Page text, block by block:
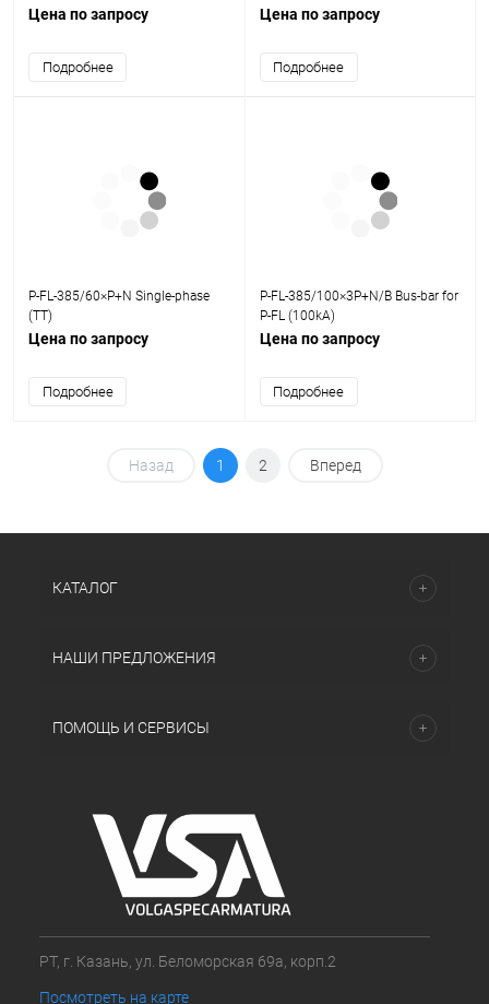
Цена по запросу
Подробнее
Цена по запросу
Подробнее
P-FL-385/60×P+N Single-phase
(TT)
Цена по запросу
Подробнее
P-FL-385/100×3P+N/B Bus-bar for
P-FL (100kA)
Цена по запросу
Подробнее
Назад 1 2 Вперед
КАТАЛОГ
НАШИ ПРЕДЛОЖЕНИЯ
ПОМОЩЬ И СЕРВИСЫ
РТ, г. Казань, ул. Беломорская 69а, корп.2
Посмотреть на карте